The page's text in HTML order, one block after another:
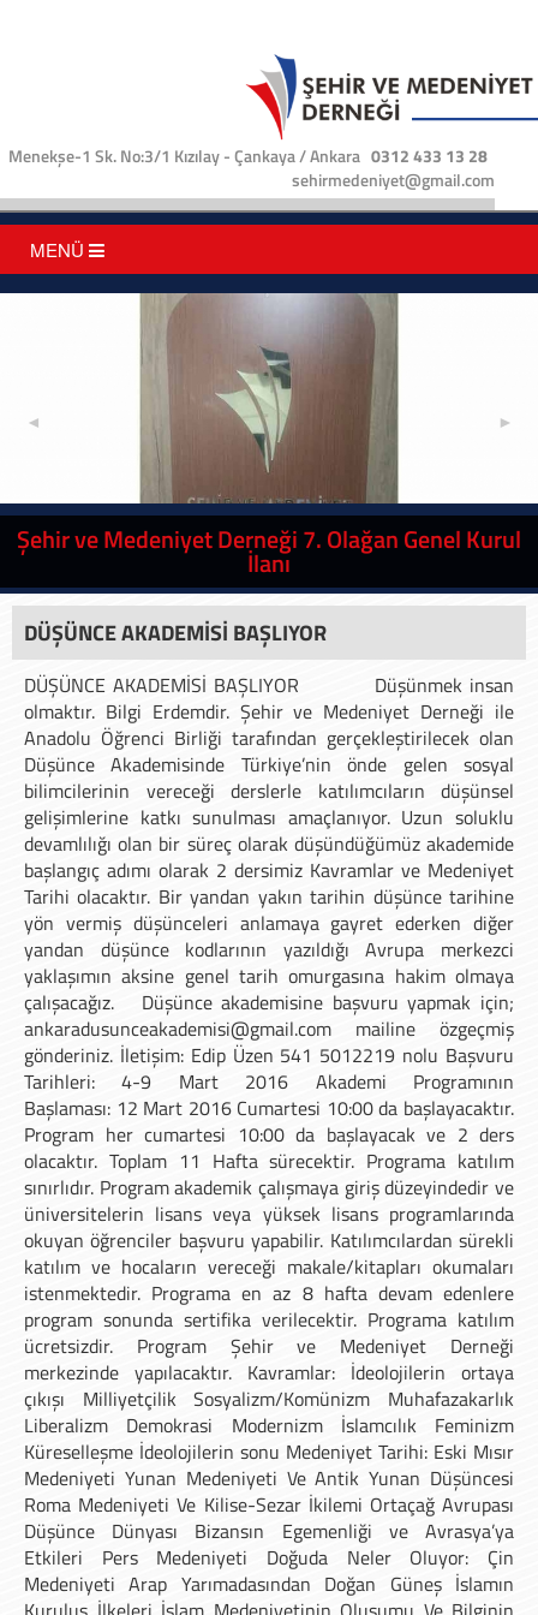
Menekşe-1 Sk. No:3/1 Kızılay - Çankaya / Ankara 0312 433 13 28
sehirmedeniyet@gmail.com
MENÜ
Şehir ve Medeniyet Derneği 7. Olağan Genel Kurul
İlanı
◄ ►
DÜŞÜNCE AKADEMİSİ BAŞLIYOR
DÜŞÜNCE AKADEMİSİ BAŞLIYOR Düşünmek insan
olmaktır. Bilgi Erdemdir. Şehir ve Medeniyet Derneği ile
Anadolu Öğrenci Birliği tarafından gerçekleştirilecek olan
Düşünce Akademisinde Türkiye’nin önde gelen sosyal
bilimcilerinin vereceği derslerle katılımcıların düşünsel
gelişimlerine katkı sunulması amaçlanıyor. Uzun soluklu
devamlılığı olan bir süreç olarak düşündüğümüz akademide
başlangıç adımı olarak 2 dersimiz Kavramlar ve Medeniyet
Tarihi olacaktır. Bir yandan yakın tarihin düşünce tarihine
yön vermiş düşünceleri anlamaya gayret ederken diğer
yandan düşünce kodlarının yazıldığı Avrupa merkezci
yaklaşımın aksine genel tarih omurgasına hakim olmaya
çalışacağız. Düşünce akademisine başvuru yapmak için;
ankaradusunceakademisi@gmail.com mailine özgeçmiş
gönderiniz. İletişim: Edip Üzen 541 5012219 nolu Başvuru
Tarihleri: 4-9 Mart 2016 Akademi Programının
Başlaması: 12 Mart 2016 Cumartesi 10:00 da başlayacaktır.
Program her cumartesi 10:00 da başlayacak ve 2 ders
olacaktır. Toplam 11 Hafta sürecektir. Programa katılım
sınırlıdır. Program akademik çalışmaya giriş düzeyindedir ve
üniversitelerin lisans veya yüksek lisans programlarında
okuyan öğrenciler başvuru yapabilir. Katılımcılardan sürekli
katılım ve hocaların vereceği makale/kitapları okumaları
istenmektedir. Programa en az 8 hafta devam edenlere
program sonunda sertifika verilecektir. Programa katılım
ücretsizdir. Program Şehir ve Medeniyet Derneği
merkezinde yapılacaktır. Kavramlar: İdeolojilerin ortaya
çıkışı Milliyetçilik Sosyalizm/Komünizm Muhafazakarlık
Liberalizm Demokrasi Modernizm İslamcılık Feminizm
Küreselleşme İdeolojilerin sonu Medeniyet Tarihi: Eski Mısır
Medeniyeti Yunan Medeniyeti Ve Antik Yunan Düşüncesi
Roma Medeniyeti Ve Kilise-Sezar İkilemi Ortaçağ Avrupası
Düşünce Dünyası Bizansın Egemenliği ve Avrasya’ya
Etkileri Pers Medeniyeti Doğuda Neler Oluyor: Çin
Medeniyeti Arap Yarımadasından Doğan Güneş İslamın